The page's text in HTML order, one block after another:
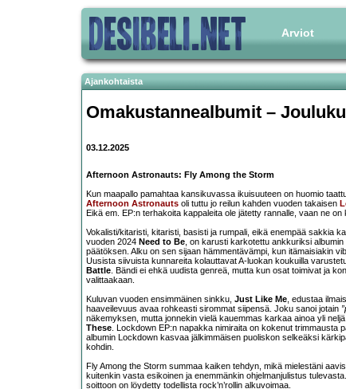
Arviot
Ajankohtaista
Omakustannealbumit –
03.12.2025
Afternoon Astronauts: Fly Among the Storm
Kun maapallo pamahtaa kansikuvassa ikuisuuteen on huomio
Afternoon Astronauts oli tuttu jo reilun kahden vuoden takaisen
Eikä em. EP:n terhakoita kappaleita ole jätetty rannalle, vaan ne
Vokalisti/kitaristi, kitaristi, basisti ja rumpali, eikä enempää sakkia
vuoden 2024 Need to Be, on karusti karkotettu ankkuriksi
päätöksen. Alku on sen sijaan hämmentävämpi, kun itämaisiakin
Uusista siivuista kunnareita kolauttavat A-luokan koukuilla
Battle. Bändi ei ehkä uudista genreä, mutta kun osat toimivat ja
valittaakaan.
Kuluvan vuoden ensimmäinen sinkku, Just Like Me, edustaa
haaveilevuus avaa rohkeasti sirommat siipensä. Joku sanoi jotain
näkemyksen, mutta jonnekin vielä kauemmas karkaa ainoa yli
These. Lockdown EP:n napakka nimiraita on kokenut trimmausta
albumin Lockdown kasvaa jälkimmäisen puoliskon selkeäksi
kohdin.
Fly Among the Storm summaa kaiken tehdyn, mikä mielestäni
kuitenkin vasta esikoinen ja enemmänkin ohjelmanjulistus
soittoon on löydetty todellista rock’n’rollin alkuvoimaa.